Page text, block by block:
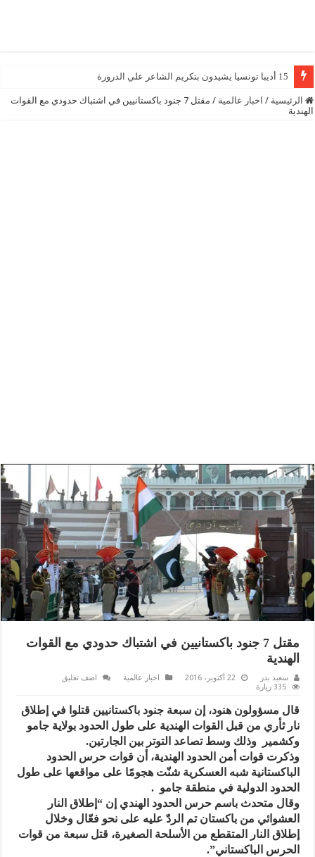
15 أديبا تونسيا يشيدون بتكريم الشاعر علي الدرورة
الرئيسية / اخبار عالمية /
مقتل 7 جنود باكستانيين في اشتباك حدودي مع القوات
الهندية
مقتل 7 جنود باكستانيين في اشتباك حدودي مع القوات
الهندية
سعيد بدر 22 أكتوبر، 2016 اخبار عالمية
اضف تعليق
335 زيارة
قال مسؤولون هنود، إن سبعة جنود باكستانيين قتلوا في إطلاق
نار ثأري من قبل القوات الهندية على طول الحدود بولاية جامو
وكشمير وذلك وسط تصاعد التوتر بين الجارتين.
وذكرت قوات أمن الحدود الهندية، أن قوات حرس الحدود
الباكستانية شبه العسكرية شنّت هجومًا على مواقعها على طول
الحدود الدولية في منطقة جامو .
وقال متحدث باسم حرس الحدود الهندي إن “إطلاق النار
العشوائي من باكستان تم الردّ عليه على نحو فعّال وخلال
إطلاق النار المتقطع من الأسلحة الصغيرة، قتل سبعة من قوات
الحرس الباكستاني”.